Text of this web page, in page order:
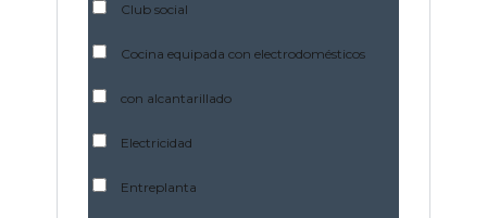
Club social
Cocina equipada con electrodomésticos
con alcantarillado
Electricidad
Entreplanta